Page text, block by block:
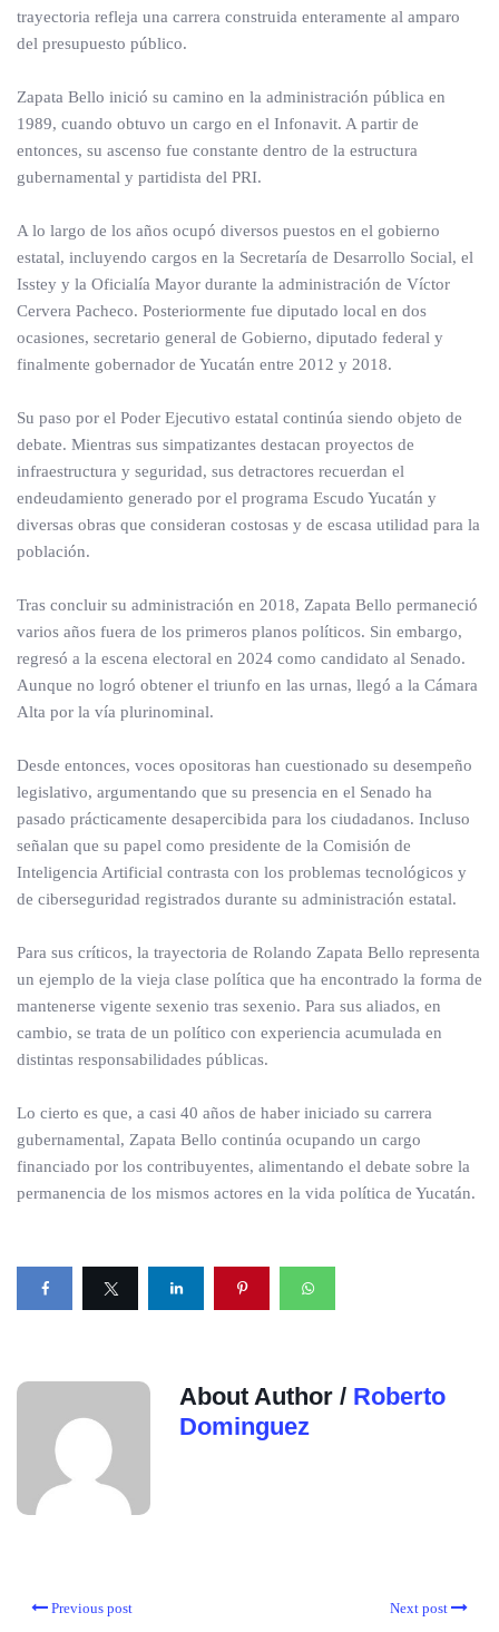
trayectoria refleja una carrera construida enteramente al amparo
del presupuesto público.
Zapata Bello inició su camino en la administración pública en
1989, cuando obtuvo un cargo en el Infonavit. A partir de
entonces, su ascenso fue constante dentro de la estructura
gubernamental y partidista del PRI.
A lo largo de los años ocupó diversos puestos en el gobierno
estatal, incluyendo cargos en la Secretaría de Desarrollo Social, el
Isstey y la Oficialía Mayor durante la administración de Víctor
Cervera Pacheco. Posteriormente fue diputado local en dos
ocasiones, secretario general de Gobierno, diputado federal y
finalmente gobernador de Yucatán entre 2012 y 2018.
Su paso por el Poder Ejecutivo estatal continúa siendo objeto de
debate. Mientras sus simpatizantes destacan proyectos de
infraestructura y seguridad, sus detractores recuerdan el
endeudamiento generado por el programa Escudo Yucatán y
diversas obras que consideran costosas y de escasa utilidad para la
población.
Tras concluir su administración en 2018, Zapata Bello permaneció
varios años fuera de los primeros planos políticos. Sin embargo,
regresó a la escena electoral en 2024 como candidato al Senado.
Aunque no logró obtener el triunfo en las urnas, llegó a la Cámara
Alta por la vía plurinominal.
Desde entonces, voces opositoras han cuestionado su desempeño
legislativo, argumentando que su presencia en el Senado ha
pasado prácticamente desapercibida para los ciudadanos. Incluso
señalan que su papel como presidente de la Comisión de
Inteligencia Artificial contrasta con los problemas tecnológicos y
de ciberseguridad registrados durante su administración estatal.
Para sus críticos, la trayectoria de Rolando Zapata Bello representa
un ejemplo de la vieja clase política que ha encontrado la forma de
mantenerse vigente sexenio tras sexenio. Para sus aliados, en
cambio, se trata de un político con experiencia acumulada en
distintas responsabilidades públicas.
Lo cierto es que, a casi 40 años de haber iniciado su carrera
gubernamental, Zapata Bello continúa ocupando un cargo
financiado por los contribuyentes, alimentando el debate sobre la
permanencia de los mismos actores en la vida política de Yucatán.
About Author / Roberto
Dominguez
Previous post Next post